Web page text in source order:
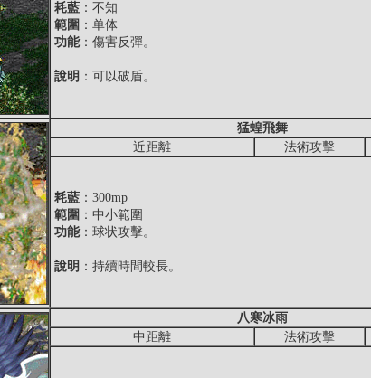
耗藍 ：不知
範圍 ：单体
功能：傷害反彈。
說明 ：可以破盾。
猛蝗飛舞
近距離 法術攻擊
耗藍 ：300mp
範圍 ：中小範圍
功能：球状攻擊。
說明 ：持續時間較長。
八寒冰雨
中距離 法術攻擊